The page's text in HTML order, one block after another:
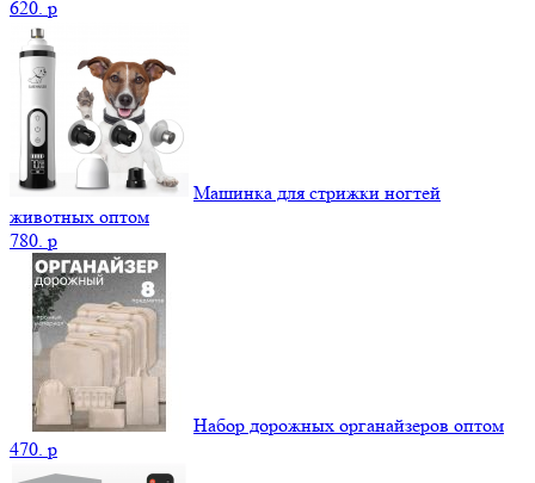
620. p
Машинка для стрижки ногтей
животных оптом
780. p
Набор дорожных органайзеров оптом
470. p